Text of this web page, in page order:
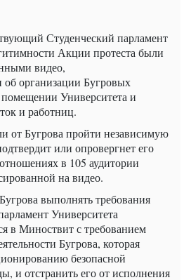
Студенческий парламент
Акции протеста были
видео,
организации Бугровых
Университета и
и работниц.
от Бугрова пройти независимую
или опровергнет его
в 105 аудитории
на видео.
выполнять требования
Университета
в Миноствит с требованием
Бугрова, которая
безопасной
и отстранить его от исполнения